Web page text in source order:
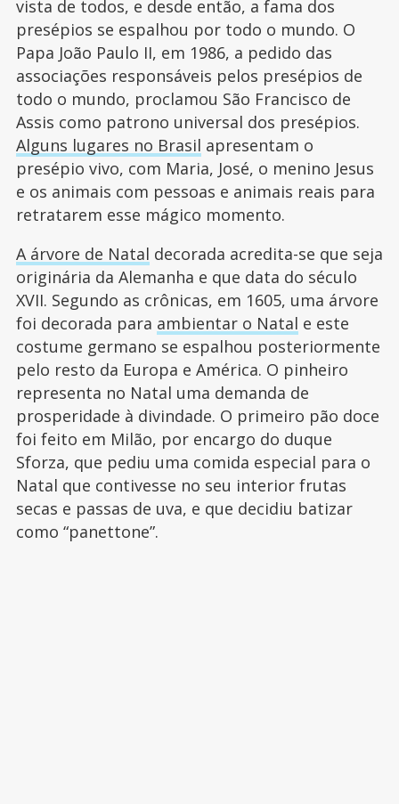
vista de todos, e desde então, a fama dos
presépios se espalhou por todo o mundo. O
Papa João Paulo II, em 1986, a pedido das
associações responsáveis pelos presépios de
todo o mundo, proclamou São Francisco de
Assis como patrono universal dos presépios.
Alguns lugares no Brasil apresentam o
presépio vivo, com Maria, José, o menino Jesus
e os animais com pessoas e animais reais para
retratarem esse mágico momento.
A árvore de Natal decorada acredita-se que seja
originária da Alemanha e que data do século
XVII. Segundo as crônicas, em 1605, uma árvore
foi decorada para ambientar o Natal e este
costume germano se espalhou posteriormente
pelo resto da Europa e América. O pinheiro
representa no Natal uma demanda de
prosperidade à divindade. O primeiro pão doce
foi feito em Milão, por encargo do duque
Sforza, que pediu uma comida especial para o
Natal que contivesse no seu interior frutas
secas e passas de uva, e que decidiu batizar
como “panettone”.